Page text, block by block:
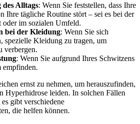
Alltags: Wenn Sie feststellen, ⁤dass Ihre
Ihre tägliche Routine stört – sei es bei​ der
im sozialen Umfeld.
bei der Kleidung: Wenn Sie ⁣sich
spezielle Kleidung zu ⁢tragen, um
verbergen.
: Wenn Sie aufgrund Ihres Schwitzens
empfinden.
ernst zu nehmen, um herauszufinden,
Hyperhidrose leiden. In solchen Fällen
gibt verschiedene
⁣die helfen können.